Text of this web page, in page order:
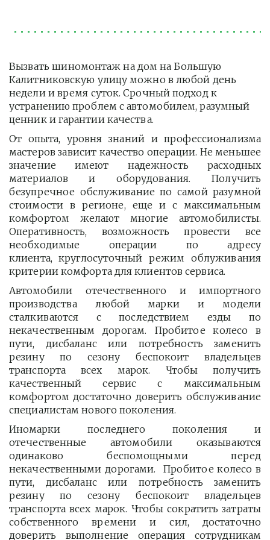
Вызвать шиномонтаж на дом на Большую
Калитниковскую улицу можно в любой день
недели и время суток. Срочный подход к
устранению проблем с автомобилем, разумный
ценник и гарантии качества.
От опыта, уровня знаний и профессионализма
мастеров зависит качество операции. Не меньшее
значение имеют надежность расходных
материалов и оборудования. Получить
безупречное обслуживание по самой разумной
стоимости в регионе, еще и с максимальным
комфортом желают многие автомобилисты.
Оперативность, возможность провести все
необходимые операции по адресу
клиента, круглосуточный режим облуживания
критерии комфорта для клиентов сервиса.
Автомобили отечественного и импортного
производства любой марки и модели
сталкиваются с последствием езды по
некачественным дорогам. Пробитое колесо в
пути, дисбаланс или потребность заменить
резину по сезону беспокоит владельцев
транспорта всех марок. Чтобы получить
качественный сервис с максимальным
комфортом достаточно доверить обслуживание
специалистам нового поколения.
Иномарки последнего поколения и
отечественные автомобили оказываются
одинаково беспомощными перед
некачественными дорогами. Пробитое колесо в
пути, дисбаланс или потребность заменить
резину по сезону беспокоит владельцев
транспорта всех марок. Чтобы сократить затраты
собственного времени и сил, достаточно
доверить выполнение операция сотрудникам